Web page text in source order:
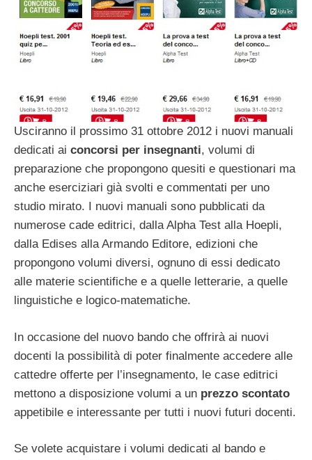
Usciranno il prossimo 31 ottobre 2012 i nuovi manuali
dedicati ai concorsi per insegnanti, volumi di
preparazione che propongono quesiti e questionari ma
anche eserciziari già svolti e commentati per uno
studio mirato. I nuovi manuali sono pubblicati da
numerose cade editrici, dalla Alpha Test alla Hoepli,
dalla Edises alla Armando Editore, edizioni che
propongono volumi diversi, ognuno di essi dedicato
alle materie scientifiche e a quelle letterarie, a quelle
linguistiche e logico-matematiche.
In occasione del nuovo bando che offrirà ai nuovi
docenti la possibilità di poter finalmente accedere alle
cattedre offerte per l’insegnamento, le case editrici
mettono a disposizione volumi a un prezzo scontato
appetibile e interessante per tutti i nuovi futuri docenti.
Se volete acquistare i volumi dedicati al bando e